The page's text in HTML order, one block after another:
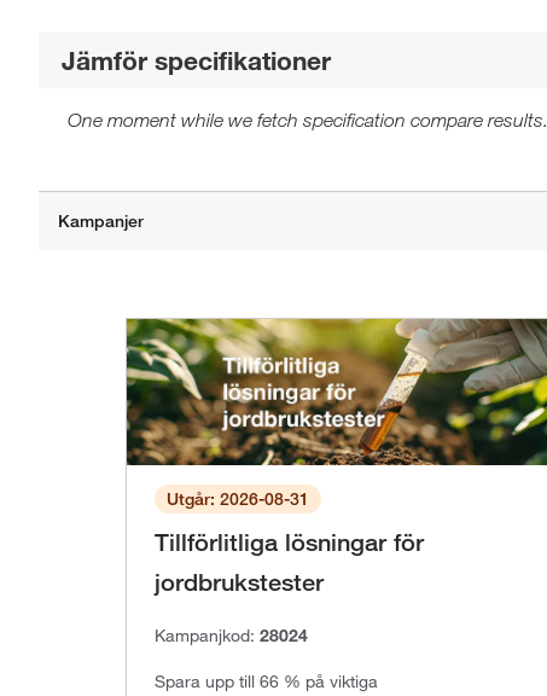
Jämför specifikationer
One moment while we fetch specification compare results.
Utgår: 2026-08-31
Tillförlitliga lösningar för
jordbrukstester
Kampanjkod: 28024
Spara upp till 66 % på viktiga